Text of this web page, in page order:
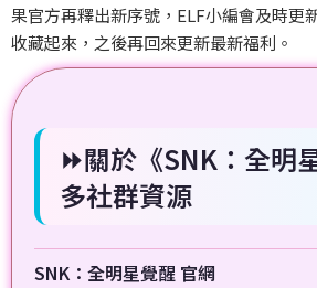
果官方再釋出新序號，ELF小編會及時更
收藏起來，之後再回來更新最新福利。
⏩關於《SNK：全明
多社群資源
SNK：全明星覺醒 官網